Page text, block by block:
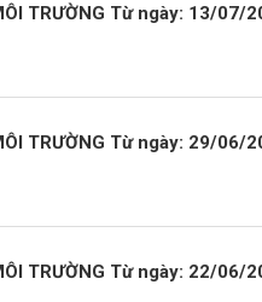
TRƯỜNG Từ ngày: 13/
TRƯỜNG Từ ngày: 29/
TRƯỜNG Từ ngày: 22/